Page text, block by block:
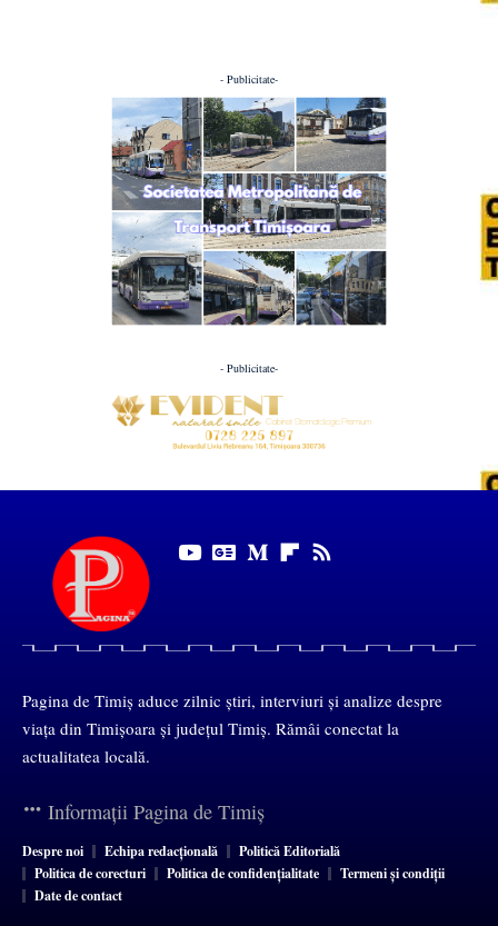
- Publicitate-
- Publicitate-
Pagina de Timiș aduce zilnic știri, interviuri și analize despre
viața din Timișoara și județul Timiș. Rămâi conectat la
actualitatea locală.
Informații Pagina de Timiș
Despre noi Echipa redacțională
Politică Editorială
Politica de corecturi
Politica de confidențialitate
Termeni și condiții
Date de contact